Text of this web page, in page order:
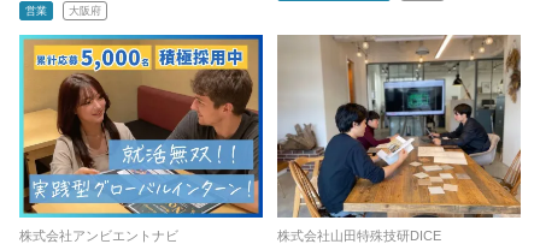
営業 大阪府
株式会社アンビエントナビ 株式会社山田特殊技研DICE